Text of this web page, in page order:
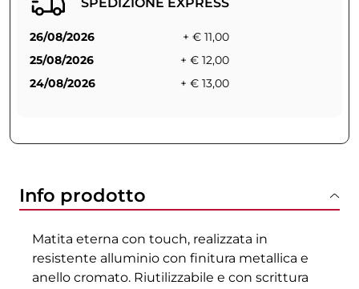
26/08/2026
+ € 11,00
25/08/2026
+ € 12,00
24/08/2026
+ € 13,00
Info prodotto
Matita eterna con touch, realizzata in
resistente alluminio con finitura metallica e
anello cromato. Riutilizzabile e con scrittura